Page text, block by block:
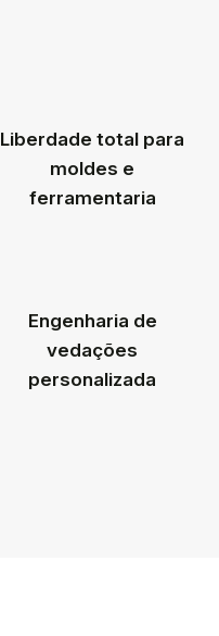
Liberdade total para
moldes e
ferramentaria
Engenharia de
vedações
personalizada